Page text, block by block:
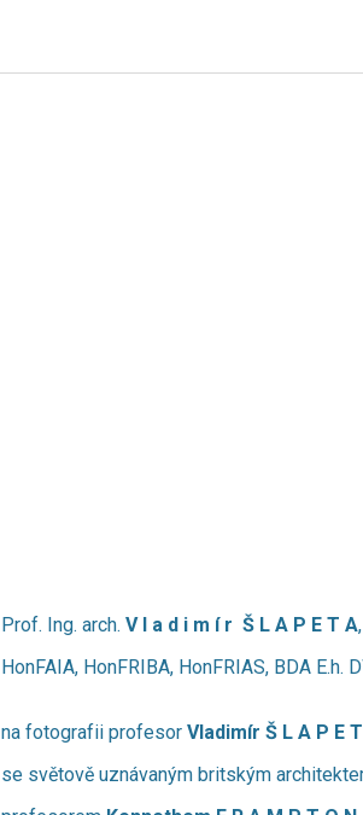
Prof. Ing. arch.V l a d i m í r Š L A P E T A
HonFAIA, HonFRIBA, HonFRIAS, BDA E.h.
na fotografii profesorVladimír Š L A P E
se světově uznávaným britským